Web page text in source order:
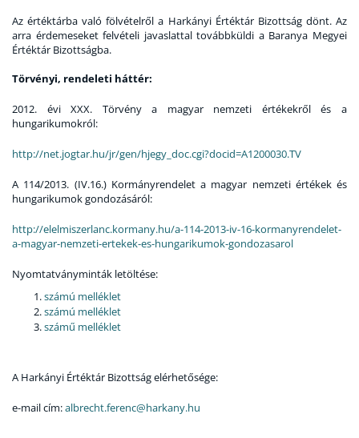
Az értéktárba való fölvételről a Harkányi Értéktár Bizottság dönt. Az
arra érdemeseket felvételi javaslattal továbbküldi a Baranya Megyei
Értéktár Bizottságba.
Törvényi, rendeleti háttér:
2012. évi XXX. Törvény a magyar nemzeti értékekről és a
hungarikumokról:
http://net.jogtar.hu/jr/gen/hjegy_doc.cgi?docid=A1200030.TV
A 114/2013. (IV.16.) Kormányrendelet a magyar nemzeti értékek és
hungarikumok gondozásáról:
http://elelmiszerlanc.kormany.hu/a-114-2013-iv-16-kormanyrendelet-
a-magyar-nemzeti-ertekek-es-hungarikumok-gondozasarol
Nyomtatványminták letöltése:
számú melléklet
számú melléklet
számű melléklet
A Harkányi Értéktár Bizottság elérhetősége:
e-mail cím:albrecht.ferenc@harkany.hu